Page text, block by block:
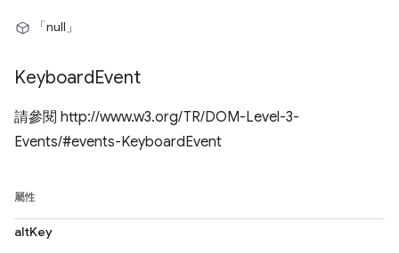
「null」
KeyboardEvent
請參閱 http://www.w3.org/TR/DOM-Level-3-
Events/#events-KeyboardEvent
屬性
altKey